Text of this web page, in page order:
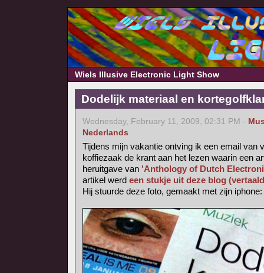
Wiels Illusive Electronic Light Show
Dodelijk materiaal en
Wednesday, February 11, 2009, 02:31 PM -
Nederlands
Tijdens mijn vakantie ontving ik een email van
koffiezaak de krant aan het lezen waarin een
heruitgave van 'Anthology of Dutch
artikel werd een stukje uit deze blog
Hij stuurde deze foto, gemaakt met zijn iphone: